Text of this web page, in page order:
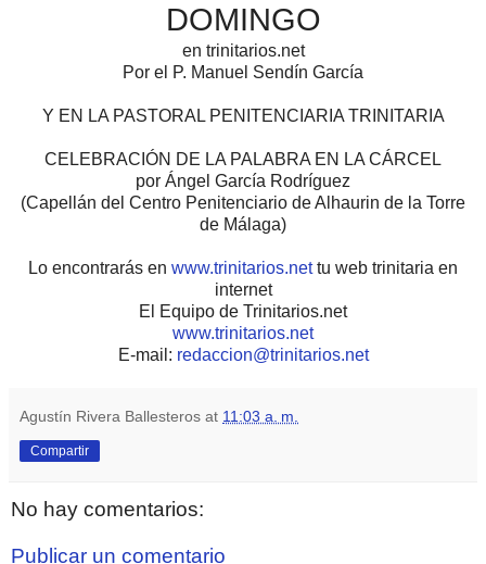
DOMINGO
en trinitarios.net
Por el P. Manuel Sendín García
Y EN LA PASTORAL PENITENCIARIA TRINITARIA
CELEBRACIÓN DE LA PALABRA EN LA CÁRCEL
por Ángel García Rodríguez
(Capellán del Centro Penitenciario de Alhaurin de la Torre
de Málaga)
Lo encontrarás en www.trinitarios.nettu web trinitaria en
internet
El Equipo de Trinitarios.net
www.trinitarios.net
E-mail: redaccion@trinitarios.net
Agustín Rivera Ballesteros at 11:03 a. m.
Compartir
No hay comentarios:
Publicar un comentario